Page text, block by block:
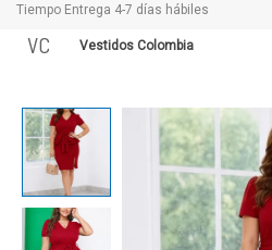
Tiempo Entrega 4-7 días hábiles
VC Vestidos Colombia
ANETTE
cantidad